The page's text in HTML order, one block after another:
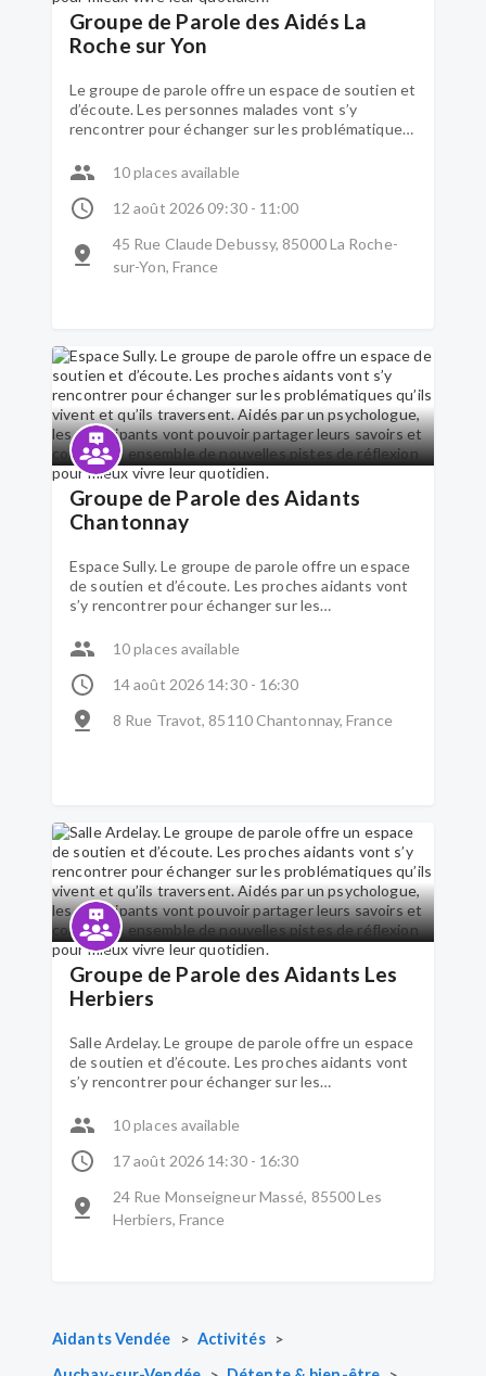
Groupe de Parole des Aidés La
Roche sur Yon
Le groupe de parole offre un espace de soutien et
d’écoute. Les personnes malades vont s’y
rencontrer pour échanger sur les problématiques
psychologue, les participants vont pouvoir
nouvelles pistes de réflexion pour mieux vivre leur
10 places available
12 août 2026 09:30 - 11:00
45 Rue Claude Debussy, 85000 La Roche-
sur-Yon, France
Groupe de Parole des Aidants
Chantonnay
Espace Sully. Le groupe de parole offre un espace
de soutien et d’écoute. Les proches aidants vont
s’y rencontrer pour échanger sur les
Aidés par un psychologue, les participants vont
ensemble de nouvelles pistes de réflexion pour
10 places available
14 août 2026 14:30 - 16:30
8 Rue Travot, 85110 Chantonnay, France
Groupe de Parole des Aidants Les
Herbiers
Salle Ardelay. Le groupe de parole offre un espace
de soutien et d’écoute. Les proches aidants vont
s’y rencontrer pour échanger sur les
Aidés par un psychologue, les participants vont
ensemble de nouvelles pistes de réflexion pour
10 places available
17 août 2026 14:30 - 16:30
24 Rue Monseigneur Massé, 85500 Les
Herbiers, France
Aidants Vendée > Activités
>